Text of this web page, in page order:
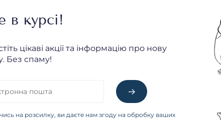
в курсі!
цікаві акції та інформацію про нову
Без спаму!
на розсилку, ви даєте нам згоду на обробку ваших